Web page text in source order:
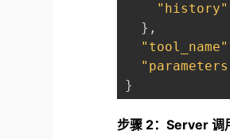
"history"
} ,
"tool_name"
}
步骤 2：Server 调